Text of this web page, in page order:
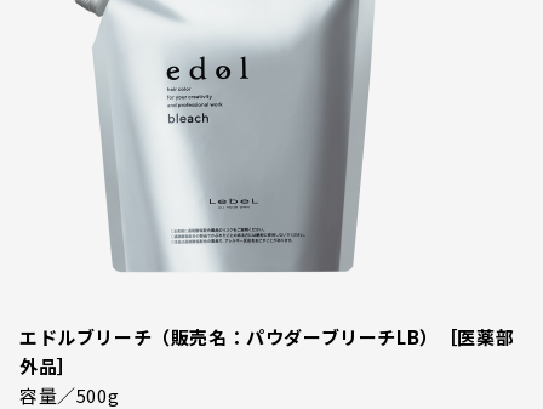
エドルブリーチ（販売名：パウダーブリーチLB）［医薬部
外品］
容量／500g